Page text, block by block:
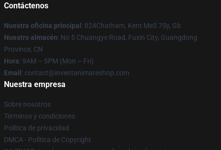
Contáctenos
Nuestra oficina principal : 824Chatham, Kent Me5 7Sy, Gb
Nuestro almacén: No 5 Chuangye Road, Fuxin City, Guangdong
Province, CN
Hora: 9AM – 5PM (Mon – Fri)
Email : contact@inventanimateshop.com
Nuestra empresa
Sobre nosotros
Términos y condiciones
Política de privacidad
DMCA - Política de Copyright